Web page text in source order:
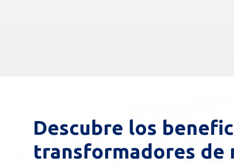
Descubre los
transformadores de